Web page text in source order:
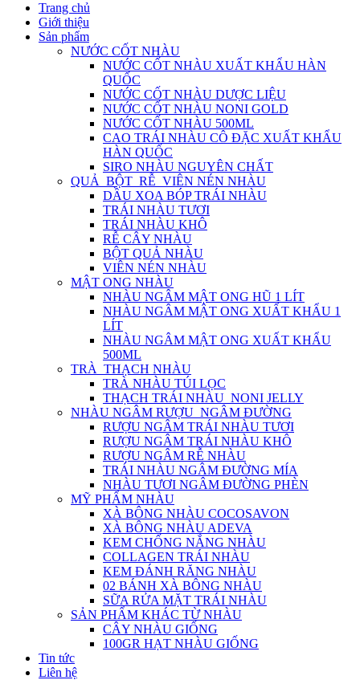
Trang chủ
Giới thiệu
Sản phẩm
NƯỚC CỐT NHÀU
NƯỚC CỐT NHÀU XUẤT KHẨU HÀN
QUỐC
NƯỚC CỐT NHÀU DƯỢC LIỆU
NƯỚC CỐT NHÀU NONI GOLD
NƯỚC CỐT NHÀU 500ML
CAO TRÁI NHÀU CÔ ĐẶC XUẤT KHẨU
HÀN QUỐC
SIRO NHÀU NGUYÊN CHẤT
QUẢ_BỘT_RỄ_VIÊN NÉN NHÀU
DẦU XOA BÓP TRÁI NHÀU
TRÁI NHÀU TƯƠI
TRÁI NHÀU KHÔ
RỄ CÂY NHÀU
BỘT QUẢ NHÀU
VIÊN NÉN NHÀU
MẬT ONG NHÀU
NHÀU NGÂM MẬT ONG HŨ 1 LÍT
NHÀU NGÂM MẬT ONG XUẤT KHẨU 1
LÍT
NHÀU NGÂM MẬT ONG XUẤT KHẨU
500ML
TRÀ_THẠCH NHÀU
TRÀ NHÀU TÚI LỌC
THẠCH TRÁI NHÀU_NONI JELLY
NHÀU NGÂM RƯỢU_NGÂM ĐƯỜNG
RƯỢU NGÂM TRÁI NHÀU TƯƠI
RƯỢU NGÂM TRÁI NHÀU KHÔ
RƯỢU NGÂM RỄ NHÀU
TRÁI NHÀU NGÂM ĐƯỜNG MÍA
NHÀU TƯƠI NGÂM ĐƯỜNG PHÈN
MỸ PHẨM NHÀU
XÀ BÔNG NHÀU COCOSAVON
XÀ BÔNG NHÀU ADEVA
KEM CHỐNG NẮNG NHÀU
COLLAGEN TRÁI NHÀU
KEM ĐÁNH RĂNG NHÀU
02 BÁNH XÀ BÔNG NHÀU
SỮA RỬA MẶT TRÁI NHÀU
SẢN PHẨM KHÁC TỪ NHÀU
CÂY NHÀU GIỐNG
100GR HẠT NHÀU GIỐNG
Tin tức
Liên hệ